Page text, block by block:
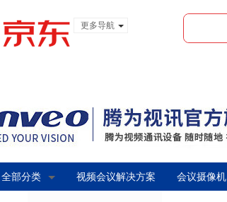
更多导航
全部分类 视频会议解决方案 会议摄像机